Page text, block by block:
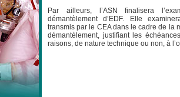
Par ailleurs, l’ASN finalisera
démantèlement d’EDF. Elle
transmis par le CEA dans le cadre de la
démantèlement, justifiant les
raisons, de nature technique ou non, à